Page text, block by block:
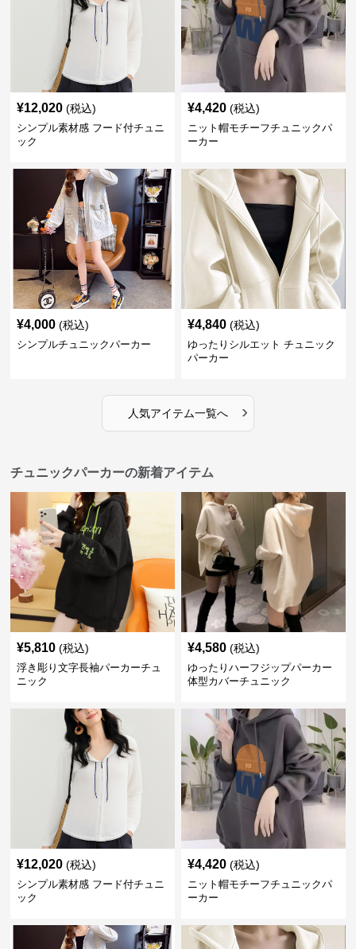
¥12,020 (税込)
シンプル素材感 フード付チュニ
ック
¥4,420 (税込)
ニット帽モチーフチュニックパ
ーカー
¥4,000 (税込)
シンプルチュニックパーカー
¥4,840 (税込)
ゆったりシルエット チュニック
パーカー
人気アイテム一覧へ ›
チュニックパーカーの新着アイテム
¥5,810 (税込)
浮き彫り文字長袖パーカーチュ
ニック
¥4,580 (税込)
ゆったりハーフジップパーカー
体型カバーチュニック
¥12,020 (税込)
シンプル素材感 フード付チュニ
ック
¥4,420 (税込)
ニット帽モチーフチュニックパ
ーカー